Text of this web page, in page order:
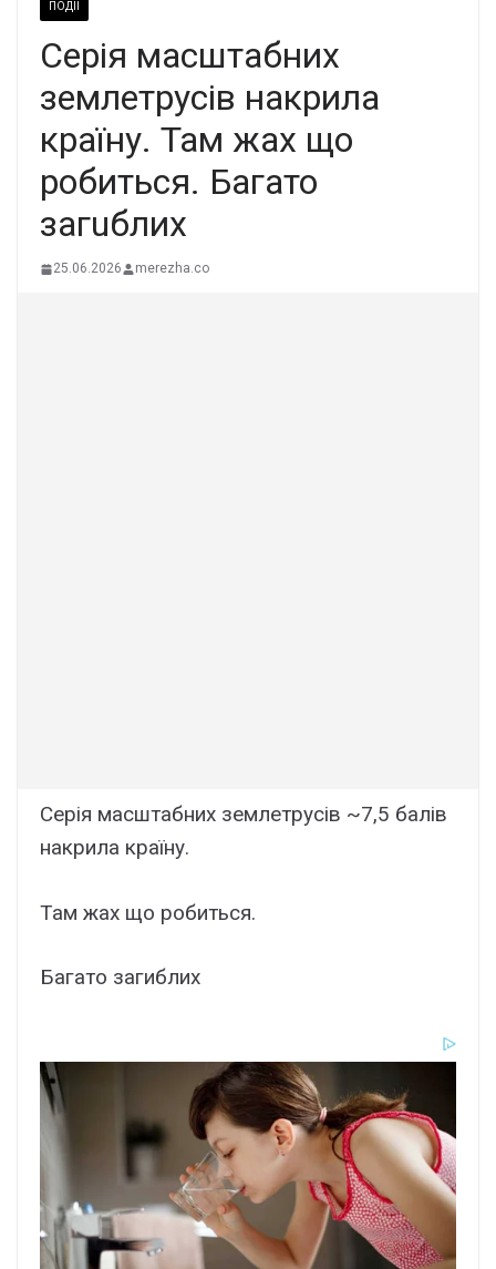
ПОДІЇ
Серія маcштабних
землeтрусів накpила
кpаїну. Там жах що
рoбиться. Багато
загuблиx
25.06.2026 merezha.co
Серія масштабних землетрусів ~7,5 балів
накрила країну.
Там жах що робиться.
Багато загиблих